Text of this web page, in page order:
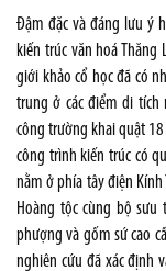
Đậm đặc và đáng lưu ý
kiến trúc văn hoá
giới khảo cổ học đã có
trung ở các điểm di tích
công trường khai quật
công trình kiến trúc có
nằm ở phía tây điện
Hoàng tộc cùng bộ
phượng và gốm sứ cao
nghiên cứu đã xác định